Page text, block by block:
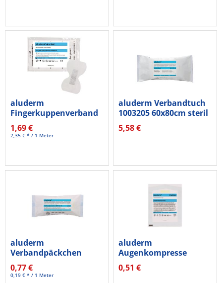
aluderm
Fingerkuppenverband
aluplast 1009184...
1,69 €
2,35 € * / 1 Meter
aluderm Verbandtuch
1003205 60x80cm steril
5,58 €
aluderm
Verbandpäckchen
1003373 groß
4mx10cm...
0,77 €
0,19 € * / 1 Meter
aluderm
Augenkompresse
1003340
0,51 €